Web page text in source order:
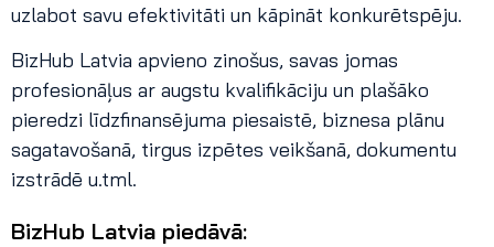
uzlabot savu efektivitāti un kāpināt konkurētspēju.
BizHub Latvia apvieno zinošus, savas jomas
profesionāļus ar augstu kvalifikāciju un plašāko
pieredzi līdzfinansējuma piesaistē, biznesa plānu
sagatavošanā, tirgus izpētes veikšanā, dokumentu
izstrādē u.tml.
BizHub Latvia piedāvā: